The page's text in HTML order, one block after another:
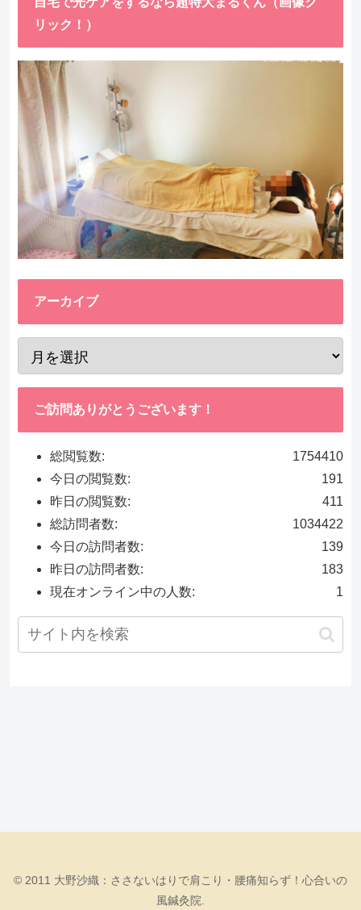
リック！）
アーカイブ
ご訪問ありがとうございます！
1754410
総閲覧数:
191
今日の閲覧数:
411
昨日の閲覧数:
1034422
総訪問者数:
139
今日の訪問者数:
183
昨日の訪問者数:
1
現在オンライン中の人数:
© 2011 大野沙織：ささないはりで肩こり・腰痛知らず！心合いの
風鍼灸院.